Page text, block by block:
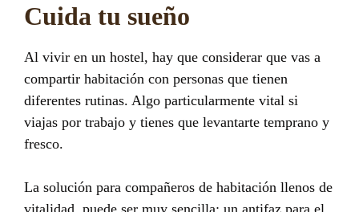
Cuida tu sueño
Al vivir en un hostel, hay que considerar que vas a
compartir habitación con personas que tienen
diferentes rutinas. Algo particularmente vital si
viajas por trabajo y tienes que levantarte temprano y
fresco.
La solución para compañeros de habitación llenos de
vitalidad, puede ser muy sencilla: un antifaz para el